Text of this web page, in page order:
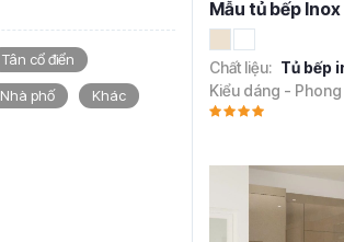
Tân cổ điển
Nhà phố Khác
Mẫu tủ bếp
Chất liệu: Tủ bếp
Kiểu dáng -